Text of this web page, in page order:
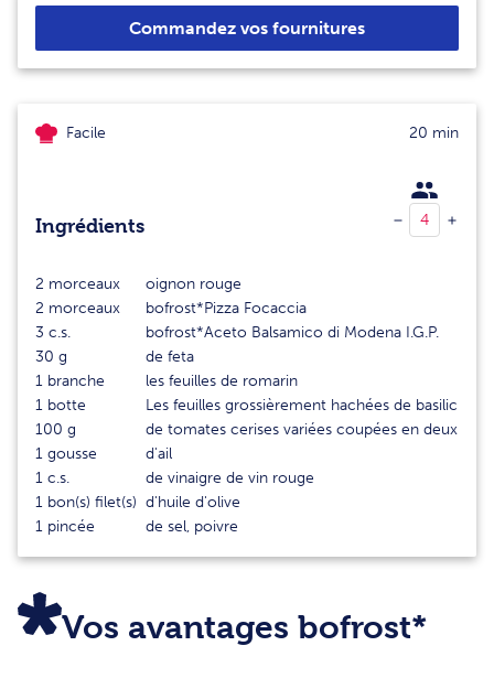
Commandez vos fournitures
Facile 20 min
Ingrédients
2 morceaux
oignon rouge
2 morceaux
bofrost*Pizza Focaccia
3 c.s.
bofrost*Aceto Balsamico di Modena I.G.P.
30 g
de feta
1 branche
les feuilles de romarin
1 botte
Les feuilles grossièrement hachées de basilic
100 g
de tomates cerises variées coupées en deux
1 gousse
d'ail
1 c.s.
de vinaigre de vin rouge
1 bon(s) filet(s) d'huile d'olive
1 pincée de sel, poivre
Vos avantages bofrost*